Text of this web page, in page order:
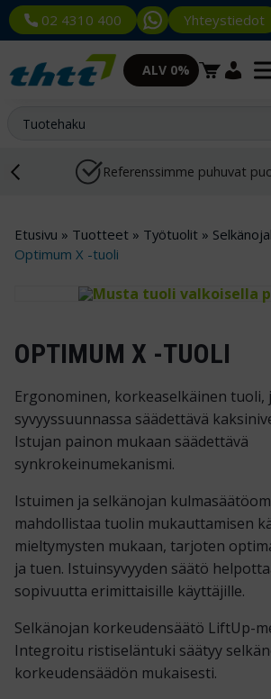
02 4310 400 Yhteystiedot
ALV 0%
Referenssimme puhuvat
Etusivu » Tuotteet » Työtuolit »
Optimum X -tuoli
OPTIMUM X -TUOLI
Ergonominen, korkeaselkäinen tuoli,
syvyyssuunnassa säädettävä
Istujan painon mukaan säädettävä
synkrokeinumekanismi.
Istuimen ja selkänojan
mahdollistaa tuolin mukauttamisen
mieltymysten mukaan, tarjoten
ja tuen. Istuinsyvyyden säätö
sopivuutta erimittaisille käyttäjille.
Selkänojan korkeudensäätö LiftUp-
Integroitu ristiseläntuki säätyy
korkeudensäädön mukaisesti.